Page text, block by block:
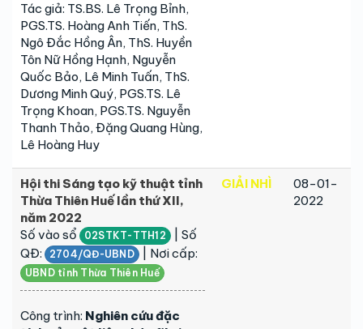
Tác giả: TS.BS. Lê Trọng Bỉnh,
PGS.TS. Hoàng Anh Tiến, ThS.
Ngô Đắc Hồng Ân, ThS. Huyền
Tôn Nữ Hồng Hạnh, Nguyễn
Quốc Bảo, Lê Minh Tuấn, ThS.
Dương Minh Quý, PGS.TS. Lê
Trọng Khoan, PGS.TS. Nguyễn
Thanh Thảo, Đặng Quang Hùng,
Lê Hoàng Huy
Hội thi Sáng tạo kỹ thuật tỉnh
Thừa Thiên Huế lần thứ XII,
năm 2022
Số vào sổ
02STKT-TTH12 | Số
QĐ:
2704/QĐ-UBND | Nơi cấp:
UBND tỉnh Thừa Thiên Huế
Công trình: Nghiên cứu đặc
GIẢI NHÌ
08-01-
2022